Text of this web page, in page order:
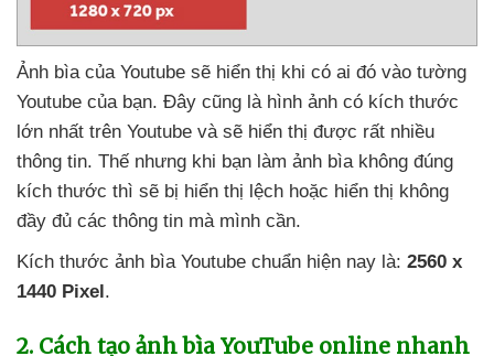
Ảnh bìa của Youtube sẽ hiển thị khi có ai đó vào tường
Youtube của bạn. Đây cũng là hình ảnh có kích thước
lớn nhất trên Youtube và sẽ hiển thị được rất nhiều
thông tin. Thế nhưng khi bạn làm ảnh bìa không đúng
kích thước thì sẽ bị hiển thị lệch hoặc hiển thị không
đầy đủ các thông tin mà mình cần.
Kích thước ảnh bìa Youtube chuẩn hiện nay là: 2560 x
1440 Pixel.
2. Cách tạo ảnh bìa YouTube online nhanh